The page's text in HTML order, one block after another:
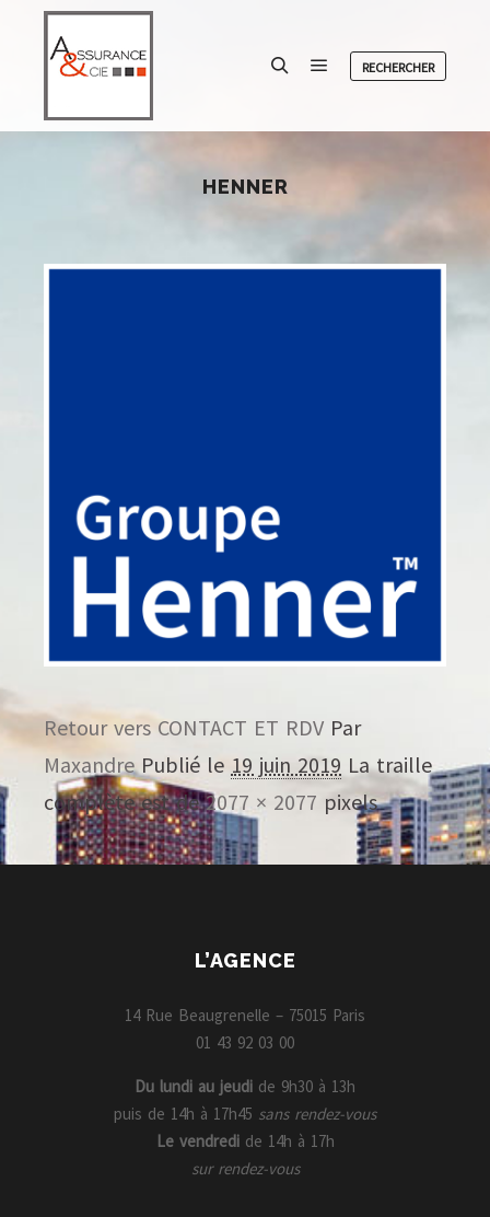
RECHERCHER
HENNER
Retour vers CONTACT ET RDV Par
Maxandre Publié le 19 juin 2019 La traille
complète est de2077 × 2077 pixels
L’AGENCE
14 Rue Beaugrenelle – 75015 Paris
01 43 92 03 00
Du lundi au jeudi de 9h30 à 13h
puis de 14h à 17h45 sans rendez-vous
Le vendredi de 14h à 17h
sur rendez-vous